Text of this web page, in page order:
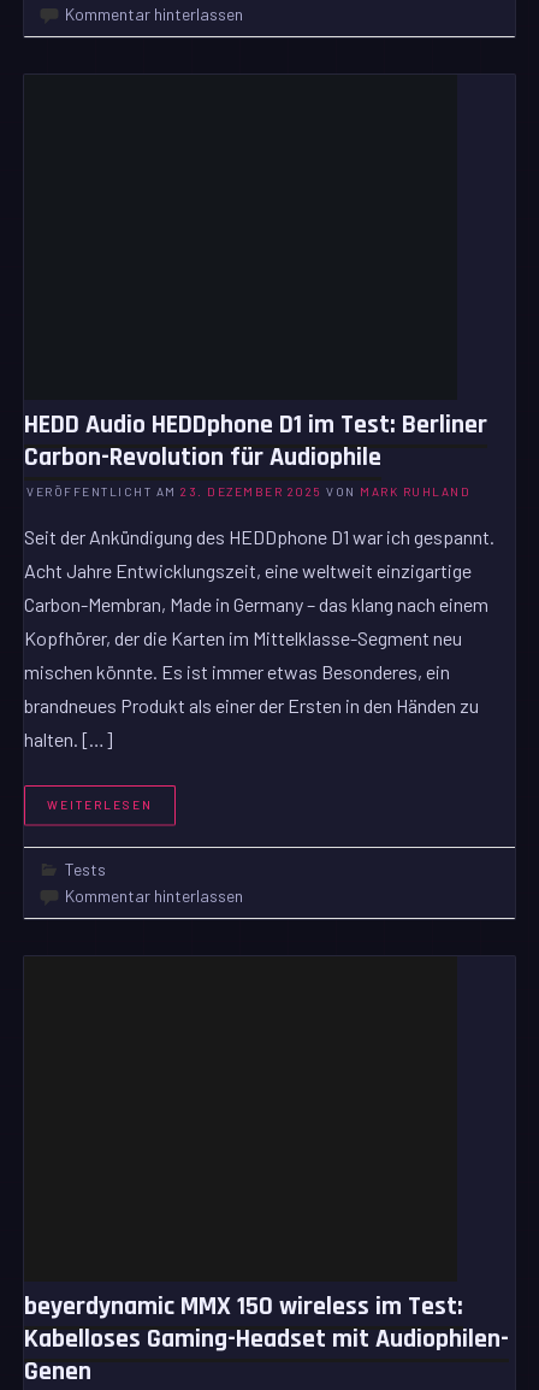
Kommentar hinterlassen
HEDD Audio HEDDphone D1 im Test: Berliner
Carbon-Revolution für Audiophile
VERÖFFENTLICHT AM23. DEZEMBER 2025 VON MARK RUHLAND
Seit der Ankündigung des HEDDphone D1 war ich gespannt.
Acht Jahre Entwicklungszeit, eine weltweit einzigartige
Carbon-Membran, Made in Germany – das klang nach einem
Kopfhörer, der die Karten im Mittelklasse-Segment neu
mischen könnte. Es ist immer etwas Besonderes, ein
brandneues Produkt als einer der Ersten in den Händen zu
halten. […]
WEITERLESEN
Tests
Kommentar hinterlassen
beyerdynamic MMX 150 wireless im Test:
Kabelloses Gaming-Headset mit Audiophilen-
Genen